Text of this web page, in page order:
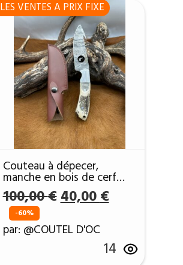
LES VENTES A PRIX FIXE
Couteau à dépecer,
manche en bois de cerf
avec étui en cuir ref DDC1
100,00€ Le
initial
était :
100,00 €.
40,00€Le
est :
40,00 €.
-60%
par: @COUTEL D'OC
14